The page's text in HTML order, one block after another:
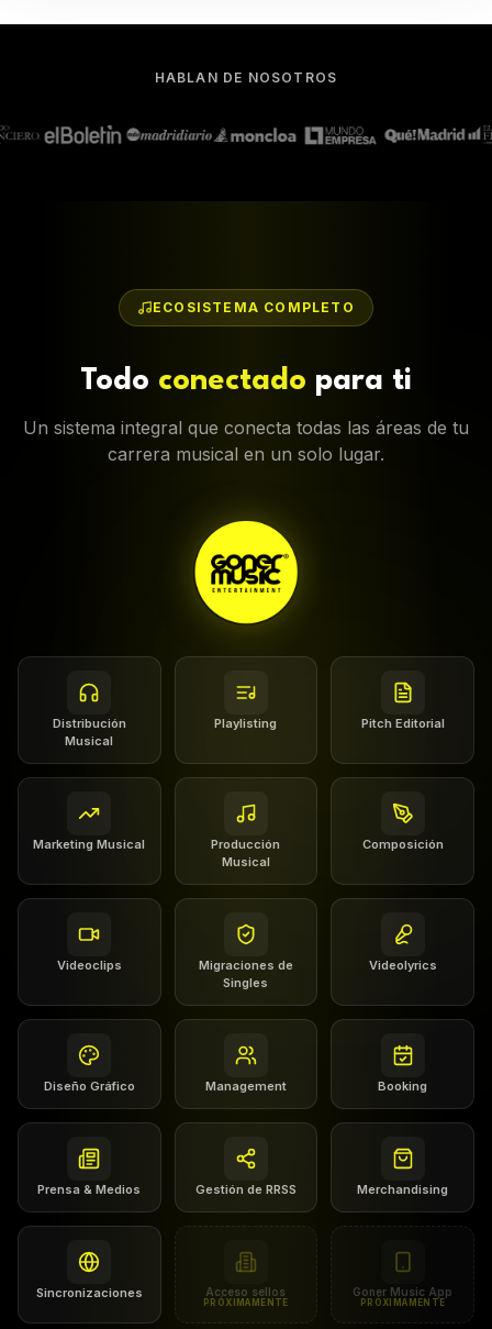
HABLAN DE NOSOTROS
ECOSISTEMA COMPLETO
Todo conectado para ti
Un sistema integral que conecta todas las áreas de tu
carrera musical en un solo lugar.
Distribución
Musical
Playlisting Pitch Editorial
Marketing Musical
Producción
Musical
Composición
Videoclips
Migraciones de
Singles
Videolyrics
Diseño Gráfico Management Booking
Prensa & Medios Gestión de RRSS Merchandising
Sincronizaciones Acceso sellos
PRÓXIMAMENTE
Goner Music App
PRÓXIMAMENTE